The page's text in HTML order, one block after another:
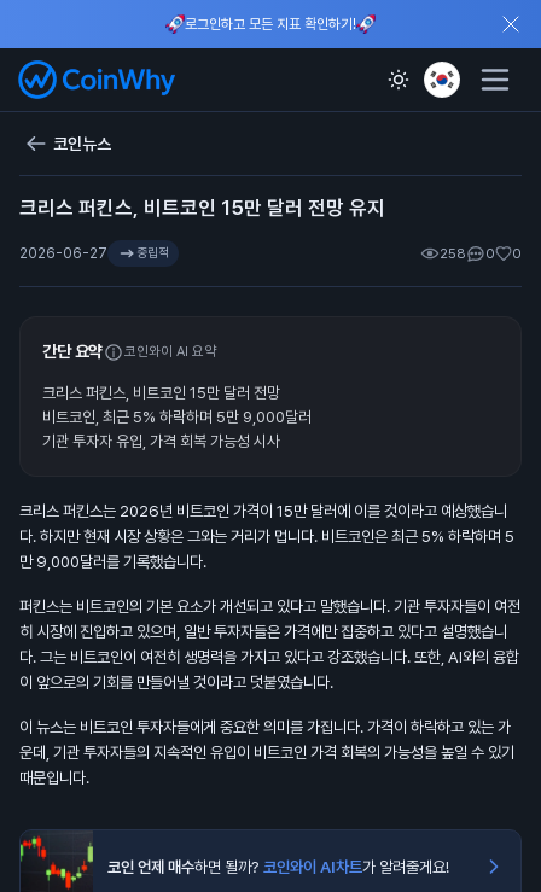
로그인하고 모든 지표 확인하기!
코인뉴스
크리스 퍼킨스, 비트코인 15만 달러 전망 유지
2026-06-27 중립적 258 0 0
간단 요약 코인와이 AI 요약
크리스 퍼킨스, 비트코인 15만 달러 전망
비트코인, 최근 5% 하락하며 5만 9,000달러
기관 투자자 유입, 가격 회복 가능성 시사
크리스 퍼킨스는 2026년 비트코인 가격이 15만 달러에 이를 것이라고 예상했습니
다. 하지만 현재 시장 상황은 그와는 거리가 멉니다. 비트코인은 최근 5% 하락하며 5
만 9,000달러를 기록했습니다.
퍼킨스는 비트코인의 기본 요소가 개선되고 있다고 말했습니다. 기관 투자자들이 여전
히 시장에 진입하고 있으며, 일반 투자자들은 가격에만 집중하고 있다고 설명했습니
다. 그는 비트코인이 여전히 생명력을 가지고 있다고 강조했습니다. 또한, AI와의 융합
이 앞으로의 기회를 만들어낼 것이라고 덧붙였습니다.
이 뉴스는 비트코인 투자자들에게 중요한 의미를 가집니다. 가격이 하락하고 있는 가
운데, 기관 투자자들의 지속적인 유입이 비트코인 가격 회복의 가능성을 높일 수 있기
때문입니다.
코인 언제 매수하면 될까? 코인와이 AI차트가 알려줄게요!